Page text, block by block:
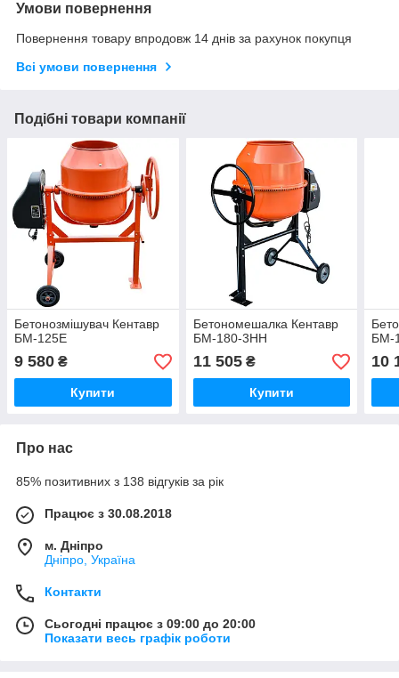
Умови повернення
Повернення товару впродовж 14 днів за рахунок покупця
Всі умови повернення
Подібні товари компанії
Бетонозмішувач Кентавр
БМ-125Е
9 580 ₴
Купити
Бетономешалка Кентавр
БМ-180-3НН
11 505₴
Купити
БМ-
10
Про нас
85% позитивних з 138 відгуків за рік
Працює з 30.08.2018
м. Дніпро
Дніпро, Україна
Контакти
Сьогодні працює з 09:00 до 20:00
Показати весь графік роботи